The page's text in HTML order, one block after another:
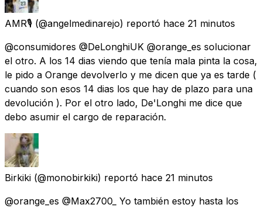
AMR🎙 (@angelmedinarejo) reportó hace 21 minutos
@consumidores @DeLonghiUK @orange_es solucionar
el otro. A los 14 dias viendo que tenía mala pinta la cosa,
le pido a Orange devolverlo y me dicen que ya es tarde (
cuando son esos 14 dias los que hay de plazo para una
devolución ). Por el otro lado, De'Longhi me dice que
debo asumir el cargo de reparación.
Birkiki (@monobirkiki) reportó hace 21 minutos
@orange_es @Max2700_ Yo también estoy hasta los